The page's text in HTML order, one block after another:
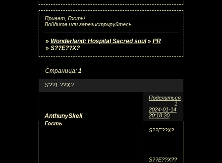
Привет, Гость!
Войдите илизарегистрируйтесь
» Wonderland: Hospital Sacred soul » PR
» S??E??X?
S??E??X?
Страница: 1
Поделиться
1
2024-01-14
20:18:20
AnthunySkeli
Гость
S??E??X?
S??E??X??